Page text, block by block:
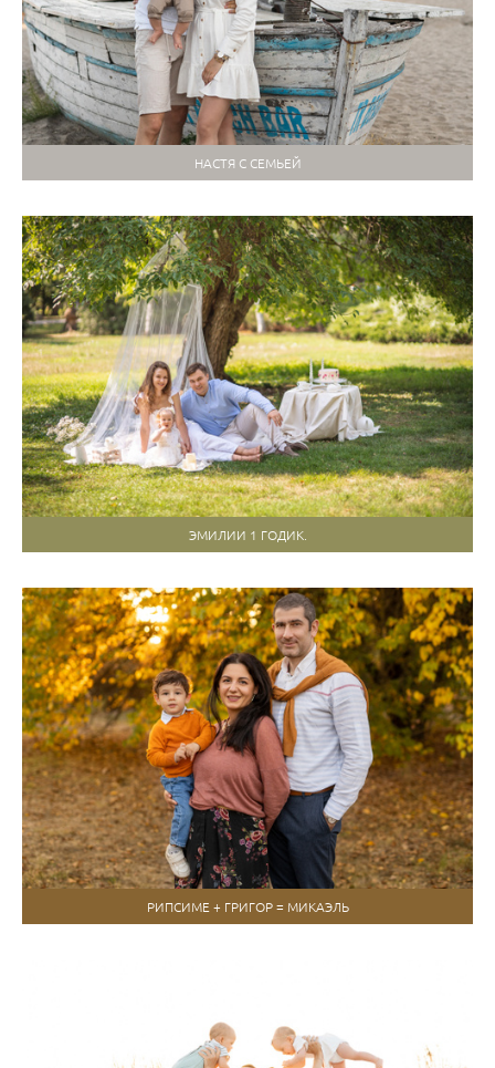
НАСТЯ С СЕМЬЕЙ
ЭМИЛИИ 1 ГОДИК.
РИПСИМЕ + ГРИГОР = МИКАЭЛЬ